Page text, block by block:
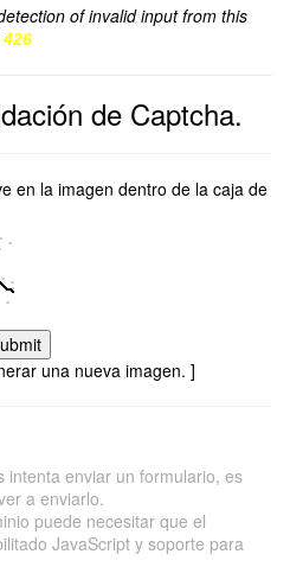
of invalid input from this
426
de Captcha.
en la imagen dentro de la caja de
una nueva imagen. ]
intenta enviar un formulario, es
a enviarlo.
puede necesitar que el
JavaScript y soporte para